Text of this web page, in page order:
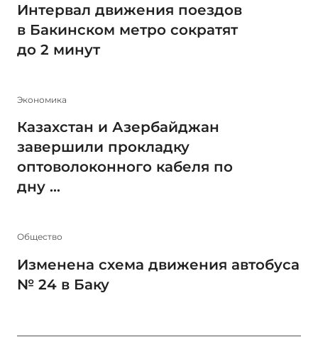
Интервал движения поездов
в Бакинском метро сократят
до 2 минут
Экономика
Казахстан и Азербайджан
завершили прокладку
оптоволоконного кабеля по
дну ...
Общество
Изменена схема движения автобуса
№ 24 в Баку